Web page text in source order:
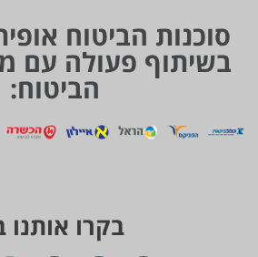
סוכנות הביטוח
בשיתוף פעולה עם
הביטוח:
בקרו אותנו